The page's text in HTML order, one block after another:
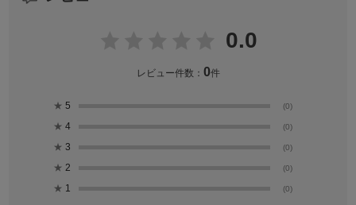
0.0
レビュー件数： 0件
★ 5 (0)
★ 4 (0)
★ 3 (0)
★ 2 (0)
★ 1 (0)